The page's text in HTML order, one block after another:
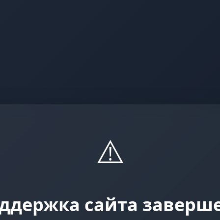
⚠️
сайта